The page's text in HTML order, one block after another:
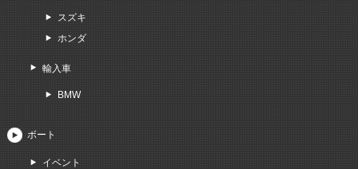
スズキ
ホンダ
輸入車
BMW
ボート
イベント